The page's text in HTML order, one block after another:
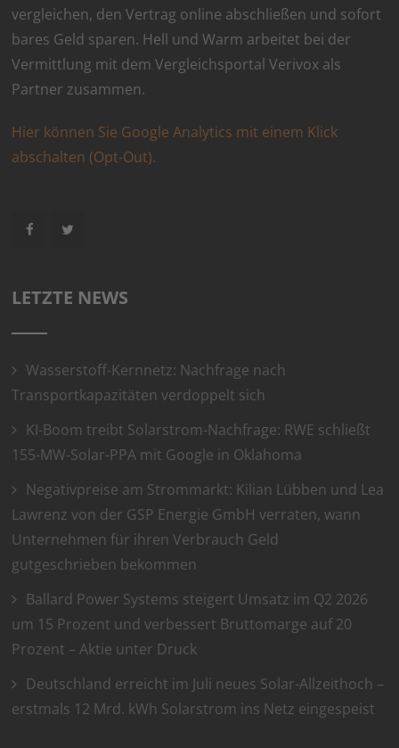
vergleichen, den Vertrag online abschließen und sofort
bares Geld sparen. Hell und Warm arbeitet bei der
Vermittlung mit dem Vergleichsportal Verivox als
Partner zusammen.
Hier können Sie Google Analytics mit einem Klick
abschalten (Opt-Out).
LETZTE NEWS
Wasserstoff-Kernnetz: Nachfrage nach
Transportkapazitäten verdoppelt sich
KI-Boom treibt Solarstrom-Nachfrage: RWE schließt
155-MW-Solar-PPA mit Google in Oklahoma
Negativpreise am Strommarkt: Kilian Lübben und Lea
Lawrenz von der GSP Energie GmbH verraten, wann
Unternehmen für ihren Verbrauch Geld
gutgeschrieben bekommen
Ballard Power Systems steigert Umsatz im Q2 2026
um 15 Prozent und verbessert Bruttomarge auf 20
Prozent – Aktie unter Druck
Deutschland erreicht im Juli neues Solar-Allzeithoch –
erstmals 12 Mrd. kWh Solarstrom ins Netz eingespeist